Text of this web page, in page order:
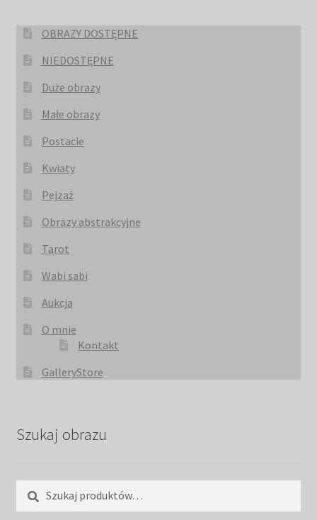
OBRAZY DOSTĘPNE
NIEDOSTĘPNE
Duże obrazy
Małe obrazy
Postacie
Kwiaty
Pejzaż
Obrazy abstrakcyjne
Tarot
Wabi sabi
Aukcja
O mnie
Kontakt
GalleryStore
Szukaj obrazu
Szukaj:
Szukaj